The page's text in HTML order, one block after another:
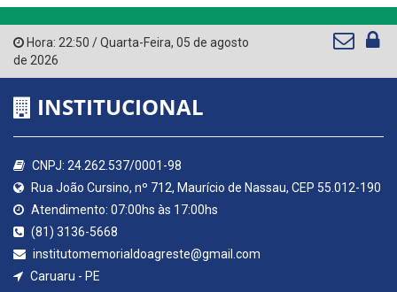
Hora: 22:50 /Quarta-Feira, 05 de agosto
de 2026
INSTITUCIONAL
CNPJ: 24.262.537/0001-98
Rua João Cursino, nº 712, Maurício de Nassau, CEP 55.012-190
Atendimento: 07:00hs às 17:00hs
(81) 3136-5668
institutomemorialdoagreste@gmail.com
Caruaru - PE